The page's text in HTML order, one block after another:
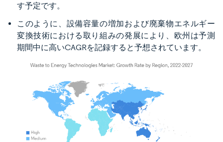
す予定です。
このように、設備容量の増加および廃棄物エネルギー
変換技術における取り組みの発展により、欧州は予測
期間中に高いCAGRを記録すると予想されています。